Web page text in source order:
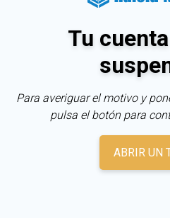
Tu
Para averiguar el motivo y
pulsa el botón para
ABRIR UN